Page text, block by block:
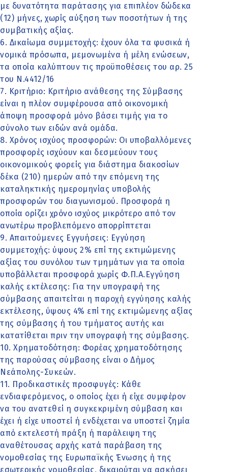
με δυνατότητα παράτασης για επιπλέον δώδεκα
(12) μήνες, χωρίς αύξηση των ποσοτήτων ή της
συμβατικής αξίας.
6. Δικαίωμα συμμετοχής: έχουν όλα τα φυσικά ή
νομικά πρόσωπα, μεμονωμένα ή μέλη ενώσεων,
τα οποία καλύπτουν τις προϋποθέσεις του αρ. 25
του Ν.4412/16
7. Κριτήριο: Κριτήριο ανάθεσης της Σύμβασης
είναι η πλέον συμφέρουσα από οικονομική
άποψη προσφορά μόνο βάσει τιμής για το
σύνολο των ειδών ανά ομάδα.
8. Χρόνος ισχύος προσφορών: Οι υποβαλλόμενες
προσφορές ισχύουν και δεσμεύουν τους
οικονομικούς φορείς για διάστημα διακοσίων
δέκα (210) ημερών από την επόμενη της
καταληκτικής ημερομηνίας υποβολής
προσφορών του διαγωνισμού. Προσφορά η
οποία ορίζει χρόνο ισχύος μικρότερο από τον
ανωτέρω προβλεπόμενο απορρίπτεται
9. Απαιτούμενες Εγγυήσεις: Εγγύηση
συμμετοχής: ύψους 2% επί της εκτιμώμενης
αξίας του συνόλου των τμημάτων για τα οποία
υποβάλλεται προσφορά χωρίς Φ.Π.Α.Εγγύηση
καλής εκτέλεσης: Για την υπογραφή της
σύμβασης απαιτείται η παροχή εγγύησης καλής
εκτέλεσης, ύψους 4% επί της εκτιμώμενης αξίας
της σύμβασης ή του τμήματος αυτής και
κατατίθεται πριν την υπογραφή της σύμβασης.
10. Χρηματοδότηση: Φορέας χρηματοδότησης
της παρούσας σύμβασης είναι ο Δήμος
Νεάπολης-Συκεών.
11. Προδικαστικές προσφυγές: Κάθε
ενδιαφερόμενος, ο οποίος έχει ή είχε συμφέρον
να του ανατεθεί η συγκεκριμένη σύμβαση και
έχει ή είχε υποστεί ή ενδέχεται να υποστεί ζημία
από εκτελεστή πράξη ή παράλειψη της
αναθέτουσας αρχής κατά παράβαση της
νομοθεσίας της Ευρωπαϊκής Ένωσης ή της
εσωτερικής νομοθεσίας, δικαιούται να ασκήσει